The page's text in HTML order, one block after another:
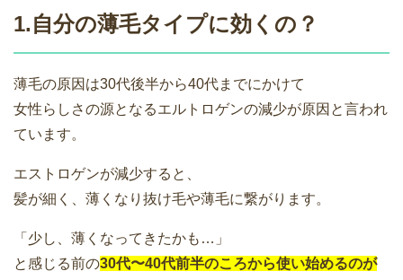
1.自分の薄毛タイプに効くの？
薄毛の原因は30代後半から40代までにかけて
女性らしさの源となるエルトロゲンの減少が原因と言われ
ています。
エストロゲンが減少すると、
髪が細く、薄くなり抜け毛や薄毛に繋がります。
「少し、薄くなってきたかも…」
と感じる前の30代〜40代前半のころから使い始めるのが